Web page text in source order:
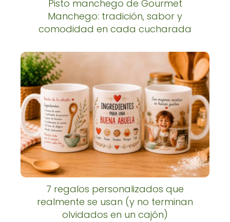
Pisto manchego de Gourmet
Manchego: tradición, sabor y
comodidad en cada cucharada
7 regalos personalizados que
realmente se usan (y no terminan
olvidados en un cajón)